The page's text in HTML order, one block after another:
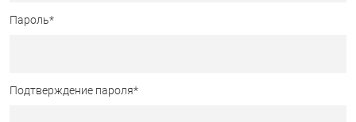
Пароль*
Подтверждение пароля*